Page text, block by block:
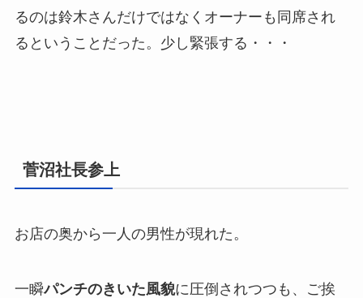
るのは鈴木さんだけではなくオーナーも同席され
るということだった。少し緊張する・・・
菅沼社長参上
お店の奥から一人の男性が現れた。
一瞬パンチのきいた風貌に圧倒されつつも、ご挨